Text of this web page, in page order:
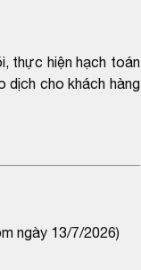
thực hiện hạch toán
dịch cho khách hàng
ngày 13/7/2026)